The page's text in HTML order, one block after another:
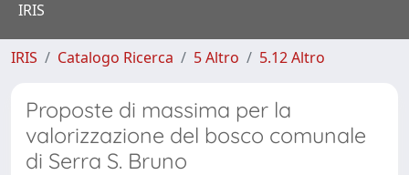
IRIS
IRIS Catalogo Ricerca 5 Altro 5.12 Altro
Proposte di massima per la
valorizzazione del bosco comunale
di Serra S. Bruno